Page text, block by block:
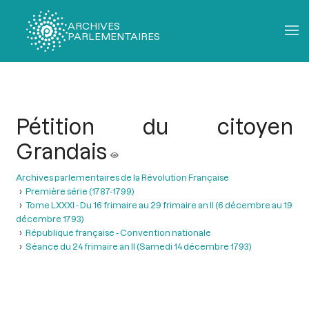
ARCHIVES
PARLEMENTAIRES
Pétition du citoyen
Grandais
Archives parlementaires de la Révolution Française
Première série (1787-1799)
Tome LXXXI - Du 16 frimaire au 29 frimaire an II (6 décembre au 19
décembre 1793)
République française - Convention nationale
Séance du 24 frimaire an II (Samedi 14 décembre 1793)